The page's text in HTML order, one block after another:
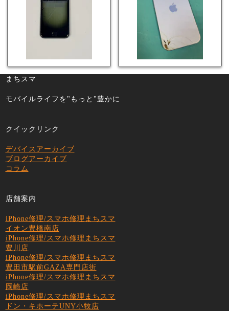
まちスマ
モバイルライフを"もっと"豊かに
クイックリンク
デバイスアーカイブ
ブログアーカイブ
コラム
店舗案内
iPhone修理/スマホ修理まちスマ
イオン豊橋南店
iPhone修理/スマホ修理まちスマ
豊川店
iPhone修理/スマホ修理まちスマ
豊田市駅前GAZA専門店街
iPhone修理/スマホ修理まちスマ
岡崎店
iPhone修理/スマホ修理まちスマ
ドン・キホーテUNY小牧店